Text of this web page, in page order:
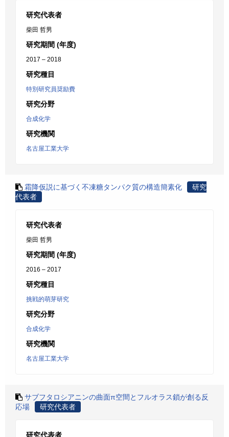
研究代表者
柴田 哲男
研究期間 (年度)
2017 – 2018
研究種目
特別研究員奨励費
研究分野
合成化学
研究機関
名古屋工業大学
霜降仮説に基づく不凍糖タンパク質の構造簡素化
研究
代表者
研究代表者
柴田 哲男
研究期間 (年度)
2016 – 2017
研究種目
挑戦的萌芽研究
研究分野
合成化学
研究機関
名古屋工業大学
サブフタロシアニンの曲面π空間とフルオラス鎖が創る反
応場
研究代表者
研究代表者